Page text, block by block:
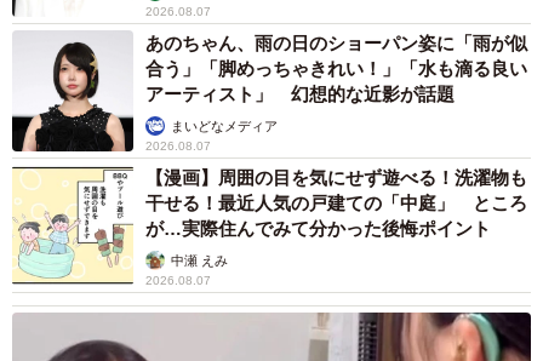
2026.08.07
あのちゃん、雨の日のショーパン姿に「雨が似
合う」「脚めっちゃきれい！」「水も滴る良い
アーティスト」 幻想的な近影が話題
まいどなメディア
2026.08.07
【漫画】周囲の目を気にせず遊べる！洗濯物も
干せる！最近人気の戸建ての「中庭」 ところ
が…実際住んでみて分かった後悔ポイント
中瀬 えみ
2026.08.07